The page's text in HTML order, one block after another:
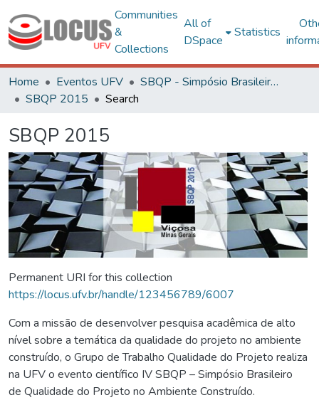
Communities
&
Collections
All of
DSpace
Statistics
Home Eventos UFV
SBQP - Simpósio Brasileiro de Qualidade do Projeto no Ambiente Construído
SBQP 2015
Search
SBQP 2015
Permanent URI for this collection
https://locus.ufv.br/handle/123456789/6007
Com a missão de desenvolver pesquisa acadêmica de alto
nível sobre a temática da qualidade do projeto no ambiente
construído, o Grupo de Trabalho Qualidade do Projeto realiza
na UFV o evento científico IV SBQP – Simpósio Brasileiro
de Qualidade do Projeto no Ambiente Construído.